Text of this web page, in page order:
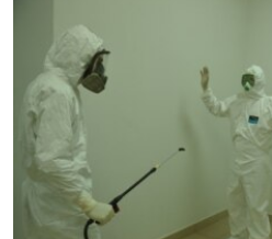
РАСПИСАНИЕ ВЕЩАНИЯ
ПОДПИШИТЕСЬ НА РАССЫЛКУ
СОЦИАЛЬНЫЕ СЕТИ